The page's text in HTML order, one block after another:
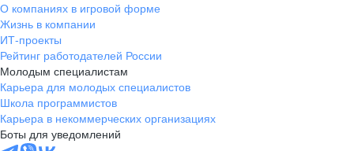
О компаниях в игровой форме
Жизнь в компании
ИТ-проекты
Рейтинг работодателей России
Молодым специалистам
Карьера для молодых специалистов
Школа программистов
Карьера в некоммерческих организациях
Боты для уведомлений